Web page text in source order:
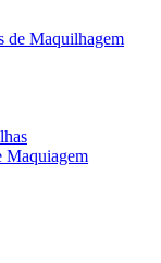
de Maquilhagem
Maquiagem